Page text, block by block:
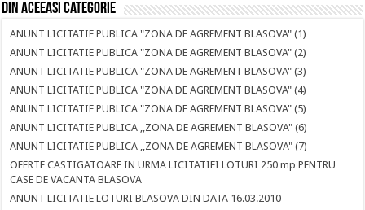
Din aceeasi categorie
ANUNT LICITATIE PUBLICA "ZONA DE AGREMENT BLASOVA" (1)
ANUNT LICITATIE PUBLICA "ZONA DE AGREMENT BLASOVA" (2)
ANUNT LICITATIE PUBLICA "ZONA DE AGREMENT BLASOVA" (3)
ANUNT LICITATIE PUBLICA "ZONA DE AGREMENT BLASOVA" (4)
ANUNT LICITATIE PUBLICA "ZONA DE AGREMENT BLASOVA" (5)
ANUNT LICITATIE PUBLICA ,,ZONA DE AGREMENT BLASOVA" (6)
ANUNT LICITATIE PUBLICA ,,ZONA DE AGREMENT BLASOVA" (7)
OFERTE CASTIGATOARE IN URMA LICITATIEI LOTURI 250 mp PENTRU
CASE DE VACANTA BLASOVA
ANUNT LICITATIE LOTURI BLASOVA DIN DATA 16.03.2010